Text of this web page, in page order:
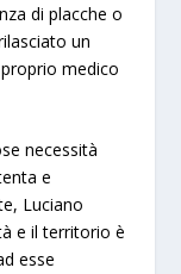
di placche o
un
medico
necessità
e
Luciano
e il territorio è
esse